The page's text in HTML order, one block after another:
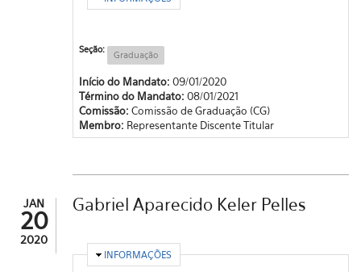
Seção: Graduação
Início do Mandato: 09/01/2020
Término do Mandato: 08/01/2021
Comissão: Comissão de Graduação (CG)
Membro: Representante Discente Titular
JAN
20
2020
Gabriel Aparecido Keler Pelles
OCULTAR
INFORMAÇÕES